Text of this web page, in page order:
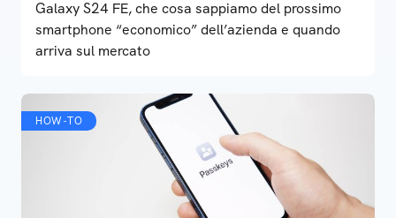
Galaxy S24 FE, che cosa sappiamo del prossimo
smartphone “economico” dell’azienda e quando
arriva sul mercato
HOW-TO